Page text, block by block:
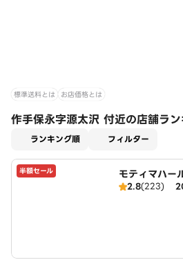
標準送料とは お店価格とは
作手保永字源太沢 付近の店舗ラ
ランキング順 フィルター
半額セール モティマハー
2.8(223)